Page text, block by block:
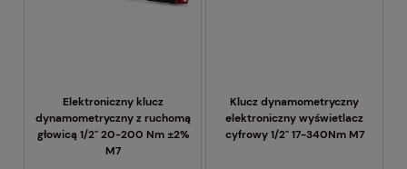
Elektroniczny klucz
dynamometryczny z ruchomą
głowicą 1/2" 20-200 Nm ±2%
M7
Klucz dynamometryczny
elektroniczny wyświetlacz
cyfrowy 1/2" 17-340Nm M7